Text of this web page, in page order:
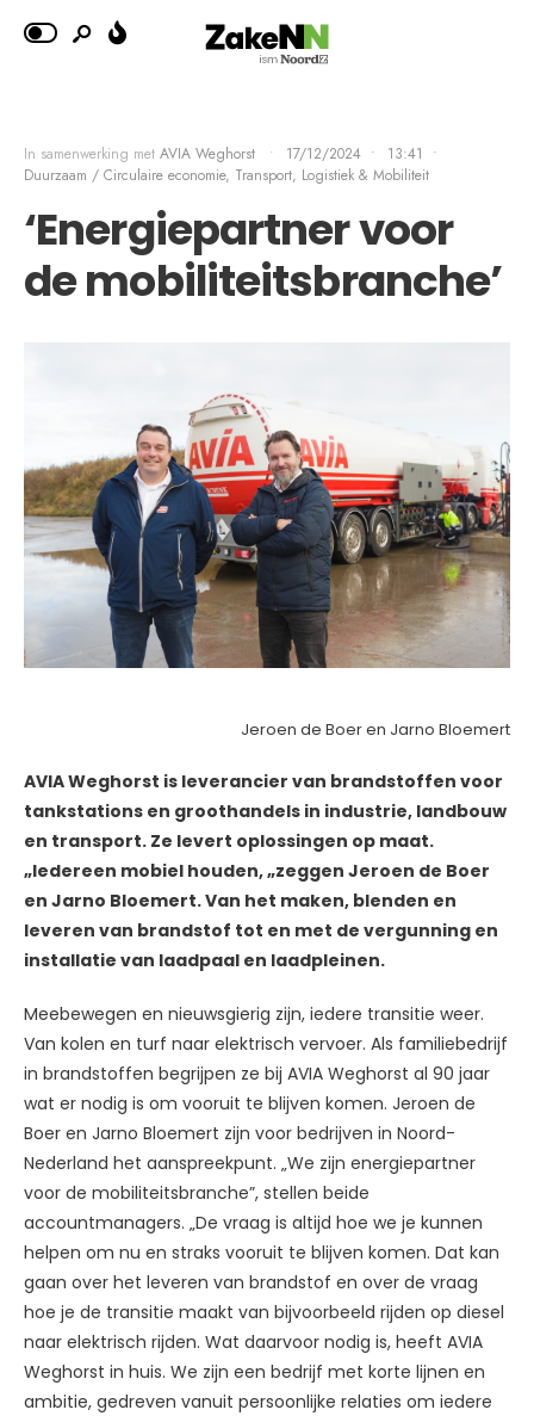
In samenwerking met AVIA Weghorst • 17/12/2024 • 13:41
•
Duurzaam / Circulaire economie, Transport, Logistiek & Mobiliteit
‘Energiepartner voor
de mobiliteitsbranche’
Jeroen de Boer en Jarno Bloemert
AVIA Weghorst is leverancier van brandstoffen voor
tankstations en groothandels in industrie, landbouw
en transport. Ze levert oplossingen op maat.
„Iedereen mobiel houden, „zeggen Jeroen de Boer
en Jarno Bloemert. Van het maken, blenden en
leveren van brandstof tot en met de vergunning en
installatie van laadpaal en laadpleinen.
Meebewegen en nieuwsgierig zijn, iedere transitie weer.
Van kolen en turf naar elektrisch vervoer. Als familiebedrijf
in brandstoffen begrijpen ze bij AVIA Weghorst al 90 jaar
wat er nodig is om vooruit te blijven komen. Jeroen de
Boer en Jarno Bloemert zijn voor bedrijven in Noord-
Nederland het aanspreekpunt. „We zijn energiepartner
voor de mobiliteitsbranche”, stellen beide
accountmanagers. „De vraag is altijd hoe we je kunnen
helpen om nu en straks vooruit te blijven komen. Dat kan
gaan over het leveren van brandstof en over de vraag
hoe je de transitie maakt van bijvoorbeeld rijden op diesel
naar elektrisch rijden. Wat daarvoor nodig is, heeft AVIA
Weghorst in huis. We zijn een bedrijf met korte lijnen en
ambitie, gedreven vanuit persoonlijke relaties om iedere